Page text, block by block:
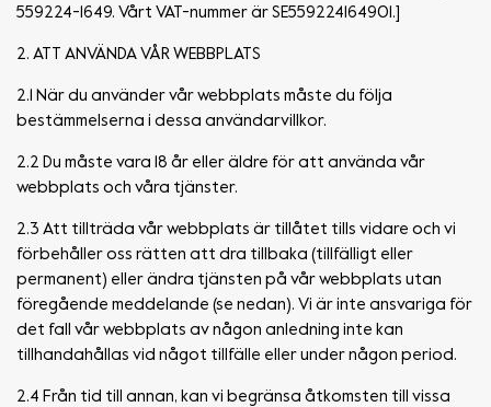
559224-1649. Vårt VAT-nummer är SE559224164901.]
2. ATT ANVÄNDA VÅR WEBBPLATS
2.1 När du använder vår webbplats måste du följa
bestämmelserna i dessa användarvillkor.
2.2 Du måste vara 18 år eller äldre för att använda vår
webbplats och våra tjänster.
2.3 Att tillträda vår webbplats är tillåtet tills vidare och vi
förbehåller oss rätten att dra tillbaka (tillfälligt eller
permanent) eller ändra tjänsten på vår webbplats utan
föregående meddelande (se nedan). Vi är inte ansvariga för
det fall vår webbplats av någon anledning inte kan
tillhandahållas vid något tillfälle eller under någon period.
2.4 Från tid till annan, kan vi begränsa åtkomsten till vissa